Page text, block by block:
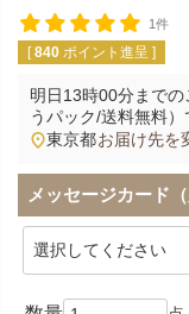
1件
[ 840 ポイント進呈 ]
明日13時00分まで
うパック/送料無料）
東京都お届け先を
メッセージカード（